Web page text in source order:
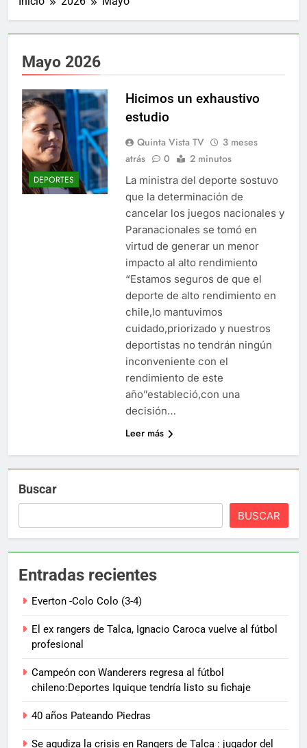
Mayo 2026
DEPORTES
Hicimos un exhaustivo
estudio
Quinta Vista TV
3 meses
atrás
0 2 minutos
La ministra del deporte sostuvo
que la determinación de
cancelar los juegos nacionales y
Paranacionales se tomó en
virtud de generar un menor
impacto al alto rendimiento
“Estamos seguros de que el
deporte de alto rendimiento en
chile,lo mantuvimos
cuidado,priorizado y nuestros
deportistas no tendrán ningún
inconveniente con el
rendimiento de este
año”estableció,con una
decisión…
Leer más
Buscar
BUSCAR
Entradas recientes
Everton -Colo Colo (3-4)
El ex rangers de Talca, Ignacio Caroca vuelve al fútbol
profesional
Campeón con Wanderers regresa al fútbol
chileno:Deportes Iquique tendría listo su fichaje
40 años Pateando Piedras
Se agudiza la crisis en Rangers de Talca : jugador del